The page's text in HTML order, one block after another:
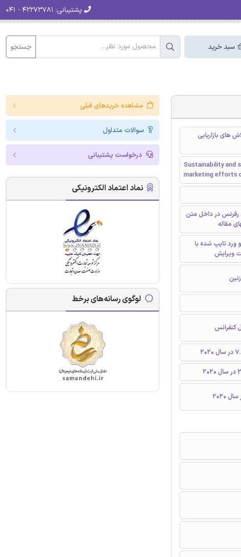
پشتیبانی:
سبد خرید جستجو
های بازاریابی
Sustainability and
marketing efforts
رفرنس در داخل متن
مقاله
pdf و ورد تایپ شده با
ویرایش
کنفرانس
مشاهده خریدهای قبلی
سوالات متداول
درخواست پشتیبانی
نماد اعتماد الکترونیکی
لوگوی رسانه‌های برخط